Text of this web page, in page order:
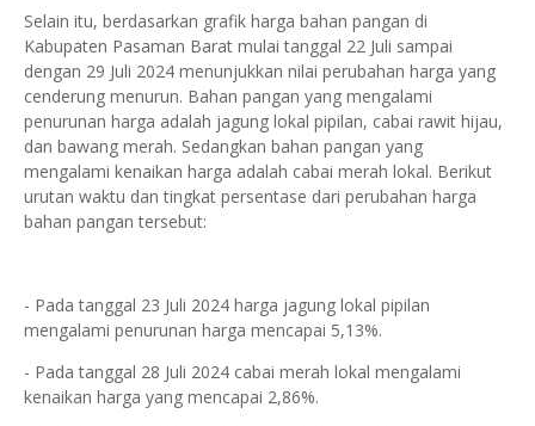
Selain itu, berdasarkan grafik harga bahan pangan di
Kabupaten Pasaman Barat mulai tanggal 22 Juli sampai
dengan 29 Juli 2024 menunjukkan nilai perubahan harga yang
cenderung menurun. Bahan pangan yang mengalami
penurunan harga adalah jagung lokal pipilan, cabai rawit hijau,
dan bawang merah. Sedangkan bahan pangan yang
mengalami kenaikan harga adalah cabai merah lokal. Berikut
urutan waktu dan tingkat persentase dari perubahan harga
bahan pangan tersebut:
- Pada tanggal 23 Juli 2024 harga jagung lokal pipilan
mengalami penurunan harga mencapai 5,13%.
- Pada tanggal 28 Juli 2024 cabai merah lokal mengalami
kenaikan harga yang mencapai 2,86%.